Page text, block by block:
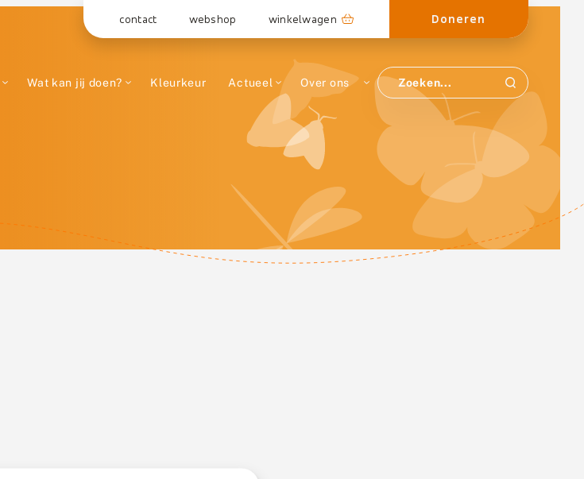
contact webshop winkelwagen Doneren
Wat kan jij doen? Kleurkeur Actueel Over ons